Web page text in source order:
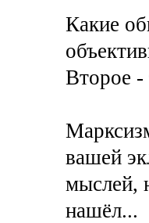
Какие
Второе -
вашей
мыслей,
нашёл...